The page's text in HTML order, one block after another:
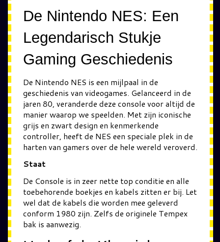
De Nintendo NES: Een
Legendarisch Stukje
Gaming Geschiedenis
De Nintendo NES is een mijlpaal in de
geschiedenis van videogames. Gelanceerd in de
jaren 80, veranderde deze console voor altijd de
manier waarop we speelden. Met zijn iconische
grijs en zwart design en kenmerkende
controller, heeft de NES een speciale plek in de
harten van gamers over de hele wereld veroverd.
Staat
De Console is in zeer nette top conditie en alle
toebehorende boekjes en kabels zitten er bij. Let
wel dat de kabels die worden mee geleverd
conform 1980 zijn. Zelfs de originele Tempex
bak is aanwezig.